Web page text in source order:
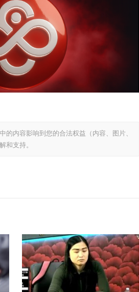
内容影响到您的合法权益（内容、图片、
和支持。